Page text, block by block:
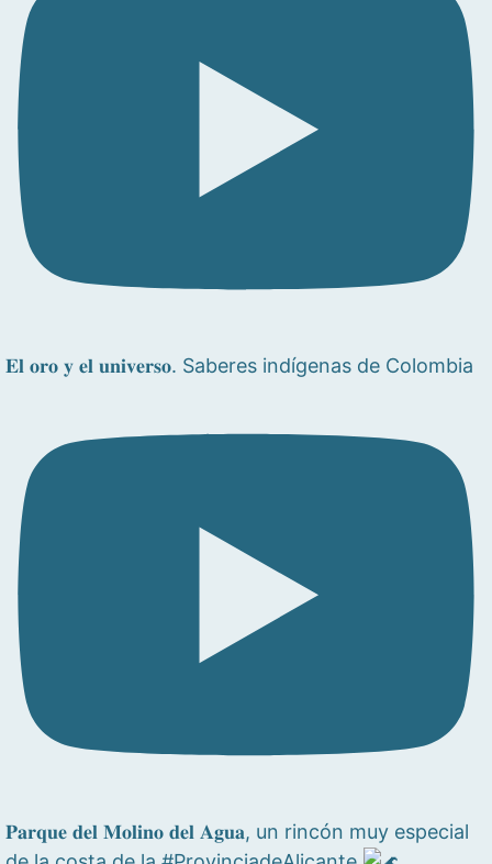
𝐄𝐥 𝐨𝐫𝐨 𝐲 𝐞𝐥 𝐮𝐧𝐢𝐯𝐞𝐫𝐬𝐨. Saberes indígenas de Colombia
𝐏𝐚𝐫𝐪𝐮𝐞 𝐝𝐞𝐥 𝐌𝐨𝐥𝐢𝐧𝐨 𝐝𝐞𝐥 𝐀𝐠𝐮𝐚, un rincón muy especial